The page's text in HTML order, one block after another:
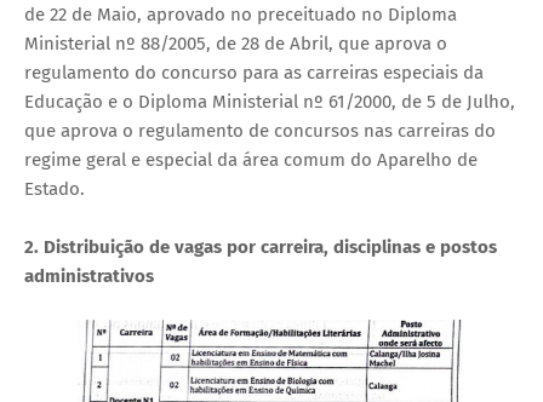
de 22 de Maio, aprovado no preceituado no Diploma
Ministerial nº 88/2005, de 28 de Abril, que aprova o
regulamento do concurso para as carreiras especiais da
Educação e o Diploma Ministerial nº 61/2000, de 5 de Julho,
que aprova o regulamento de concursos nas carreiras do
regime geral e especial da área comum do Aparelho de
Estado.
2. Distribuição de vagas por carreira, disciplinas e postos
administrativos